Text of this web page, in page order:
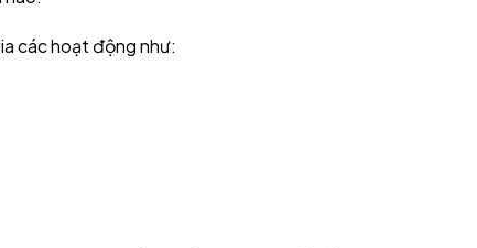
các hoạt động như: